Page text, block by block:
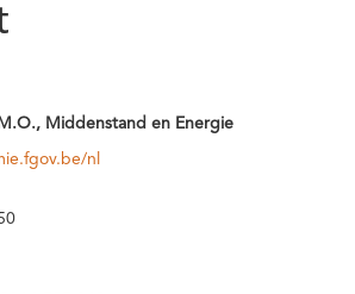
Middenstand en Energie
nl